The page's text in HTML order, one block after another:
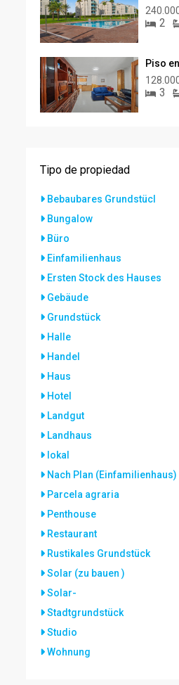
2
Piso
3
Tipo de propiedad
Bebaubares Grundstücl
Bungalow
Büro
Einfamilienhaus
Ersten Stock des Hauses
Gebäude
Grundstück
Halle
Handel
Haus
Hotel
Landgut
Landhaus
lokal
Nach Plan (Einfamilienhaus)
Parcela agraria
Penthouse
Restaurant
Rustikales Grundstück
Solar (zu bauen )
Solar-
Stadtgrundstück
Studio
Wohnung